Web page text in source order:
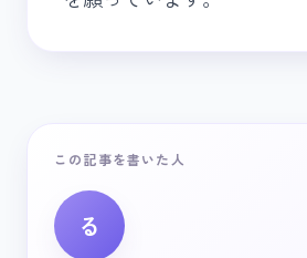
この記事を書いた人
る